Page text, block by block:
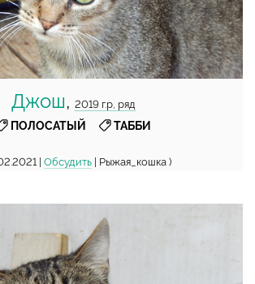
Джош, 2019 г.р, ряд
ПОЛОСАТЫЙ
ТАББИ
| Обсудить| Рыжая_кошка )